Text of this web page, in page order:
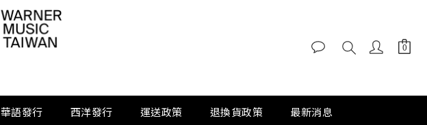
華語發行 西洋發行 運送政策 退換貨政策 最新消息